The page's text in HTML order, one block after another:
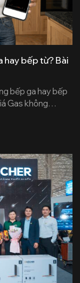
hay bếp từ? Bài
bếp ga hay bếp
Gas không
trở nên quan